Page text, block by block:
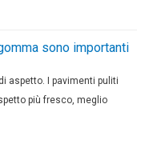
sono importanti
aspetto. I pavimenti puliti
più fresco, meglio